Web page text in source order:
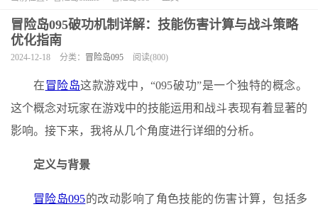
冒险岛095破功机制详解：技能伤害计算与战斗策略
优化指南
2024-12-18 分类： 冒险岛095 阅读(800)
在冒险岛这款游戏中，“095破功”是一个独特的概念。
这个概念对玩家在游戏中的技能运用和战斗表现有着显著的
影响。接下来，我将从几个角度进行详细的分析。
定义与背景
冒险岛095的改动影响了角色技能的伤害计算，包括多